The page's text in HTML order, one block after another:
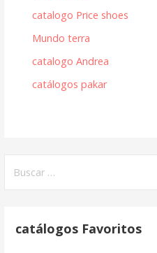
catalogo Price shoes
Mundo terra
catalogo Andrea
catálogos pakar
catálogos Favoritos